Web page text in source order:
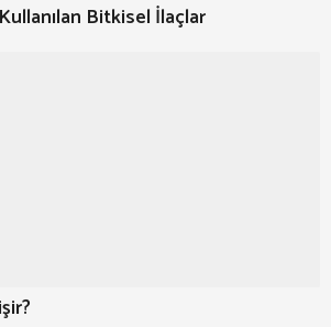
Bitkisel İlaçlar